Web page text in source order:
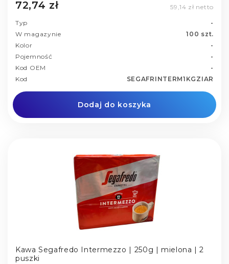
72,74 zł 59,14 zł netto
Typ
-
W magazynie
100 szt.
Kolor
-
Pojemność
-
Kod OEM
-
Kod
SEGAFRINTERM1KGZIAR
Dodaj do koszyka
Kawa Segafredo Intermezzo | 250g | mielona | 2
puszki